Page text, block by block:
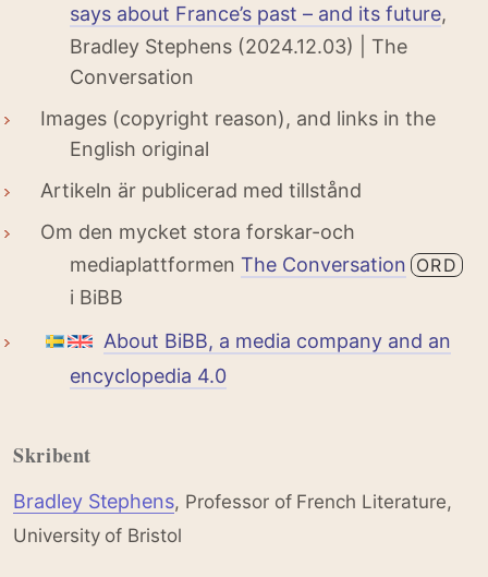
says about France’s past – and its future,
Bradley Stephens (2024.12.03) | The
Conversation
Images (copyright reason), and links in the
English original
Artikeln är publicerad med tillstånd
Om den mycket stora forskar-och
mediaplattformen The Conversation ORD
i BiBB
About BiBB, a media company and an
encyclopedia 4.0
Skribent
Bradley Stephens, Professor of French Literature,
University of Bristol